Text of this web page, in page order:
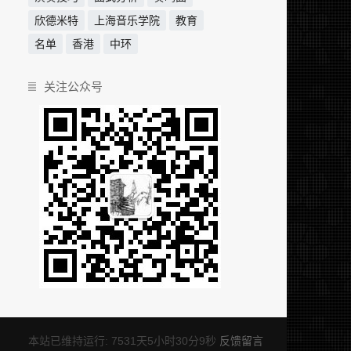
欣德米特
上海音乐学院
教育
名单
香港 中环
关注公众号
本站已维持运行: 7531天5小时30分9秒 反馈留言